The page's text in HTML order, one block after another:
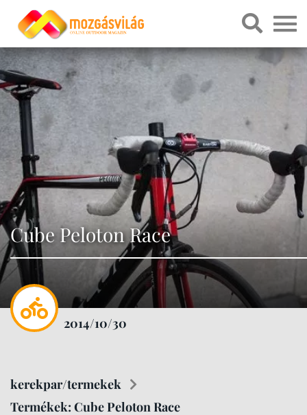
Cube Peloton Race
2014/10/30
kerekpar/termekek
Termékek: Cube Peloton Race